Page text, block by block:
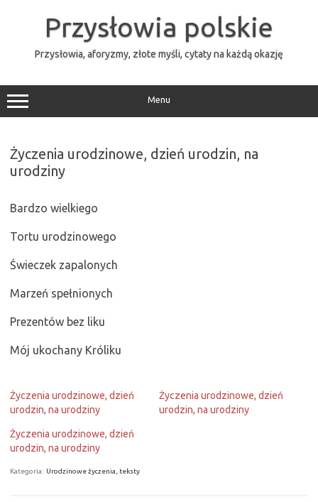
Przysłowia polskie
Przysłowia, aforyzmy, złote myśli, cytaty na każdą okazję
Menu
Życzenia urodzinowe, dzień urodzin, na
urodziny
Bardzo wielkiego
Tortu urodzinowego
Świeczek zapalonych
Marzeń spełnionych
Prezentów bez liku
Mój ukochany Króliku
Życzenia urodzinowe, dzień
urodzin, na urodziny
Życzenia urodzinowe, dzień
urodzin, na urodziny
Życzenia urodzinowe, dzień
urodzin, na urodziny
Kategoria: Urodzinowe życzenia, teksty